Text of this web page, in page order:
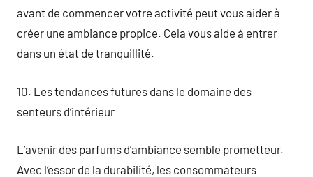
avant de commencer votre activité peut vous aider à
créer une ambiance propice. Cela vous aide à entrer
dans un état de tranquillité.
10. Les tendances futures dans le domaine des
senteurs d’intérieur
L’avenir des parfums d’ambiance semble prometteur.
Avec l’essor de la durabilité, les consommateurs